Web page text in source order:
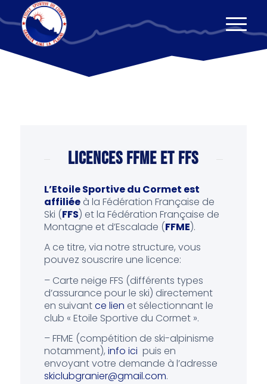
LICENCES FFME ET FFS
L’Etoile Sportive du Cormet est
affiliéeà la Fédération Française de
Ski (FFS) et la Fédération Française de
Montagne et d’Escalade (FFME).
A ce titre, via notre structure, vous
pouvez souscrire une licence:
– Carte neige FFS (différents types
d’assurance pour le ski) directement
en suivantce lien et sélectionnant le
club « Etoile Sportive du Cormet ».
– FFME (compétition de ski-alpinisme
notamment), info ici puis en
envoyant votre demande à l’adresse
skiclubgranier@gmail.com.